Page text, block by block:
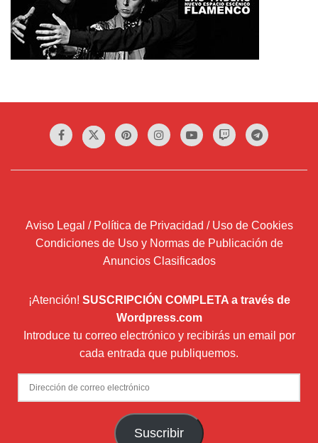
Aviso Legal / Política de Privacidad / Uso de Cookies
Condiciones de Uso y Normas de Publicación de
Anuncios Clasificados
¡Atención! SUSCRIPCIÓN COMPLETA a través de
Wordpress.com
Introduce tu correo electrónico y recibirás un email por
cada entrada que publiquemos.
Dirección
de
Suscribir